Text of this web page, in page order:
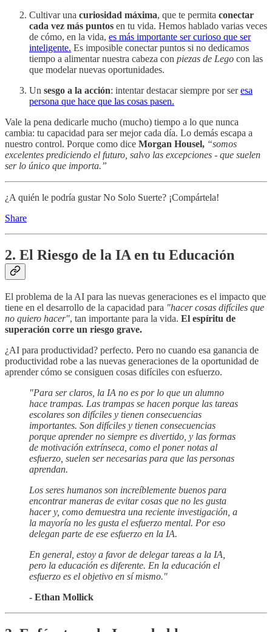
Cultivar una curiosidad máxima, que te permita conectar
cada vez más puntos en tu vida. Hemos hablado varias veces
de cómo, en la vida, es más importante ser curioso que ser
inteligente. Es imposible conectar puntos si no dedicamos
tiempo a alimentar nuestra cabeza con piezas de Lego con las
que modelar nuevas oportunidades.
Un sesgo a la acción: intentar destacar siempre por seresa
persona que hace que las cosas pasen.
Vale la pena dedicarle mucho (mucho) tiempo a lo que nunca
cambia: tu capacidad para ser mejor cada día. Lo demás escapa a
nuestro control. Porque como dice Morgan Housel, “somos
excelentes prediciendo el futuro, salvo las excepciones - que suelen
ser lo único que importa.”
¿A quién le podría gustar No Solo Suerte? ¡Compártela!
Share
2. El Riesgo de la IA en tu Educación
El problema de la AI para las nuevas generaciones es el impacto que
tiene en el desarrollo de la capacidad para "hacer cosas difíciles que
no quiero hacer", tan importante para la vida. El espíritu de
superación corre un riesgo grave.
¿AI para productividad? perfecto. Pero no cuando esa ganancia de
productividad robe a las nuevas generaciones de la oportunidad de
aprender cómo se consiguen cosas difíciles con esfuerzo.
"Para ser claros, la IA no es por lo que un alumno
hace trampas. Las trampas se hacen porque las tareas
escolares son difíciles y tienen consecuencias
importantes. Son difíciles y tienen consecuencias
porque aprender no siempre es divertido, y las formas
de motivación extrínseca, como el poner notas al
esfuerzo, suelen ser necesarias para que las personas
aprendan.
Los seres humanos son increíblemente buenos para
encontrar maneras de evitar cosas que no les gusta
hacer y, como demuestra una reciente investigación, a
la mayoría no les gusta el esfuerzo mental. Por eso
delegan parte de ese esfuerzo en la IA.
En general, estoy a favor de delegar tareas a la IA,
pero la educación es diferente. En la educación el
esfuerzo es el objetivo en sí mismo."
- Ethan Mollick